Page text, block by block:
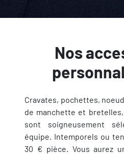
Nos
Cravates, pochettes,
de manchette et
sont soigneusement
équipe. Intemporels ou
30 € pièce. Vous aurez